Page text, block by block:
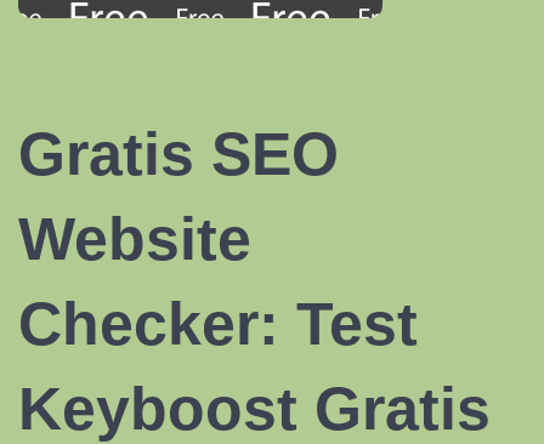
Gratis SEO
Website
Checker: Test
Keyboost Gratis